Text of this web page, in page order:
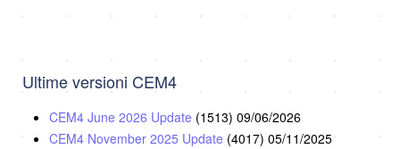
Ultime versioni CEM4
CEM4 June 2026 Update (1513) 09/06/2026
CEM4 November 2025 Update (4017) 05/11/2025